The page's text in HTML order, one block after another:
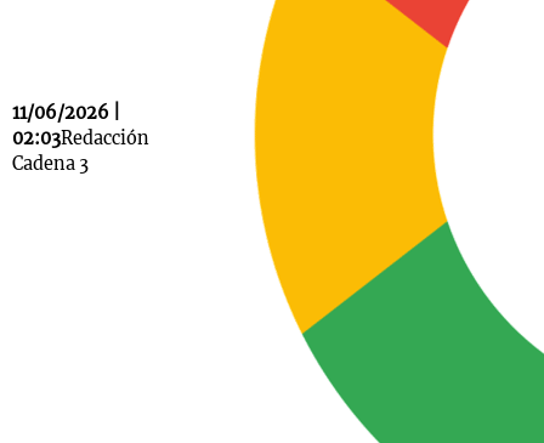
11/06/2026 |
02:03Redacción
Cadena 3